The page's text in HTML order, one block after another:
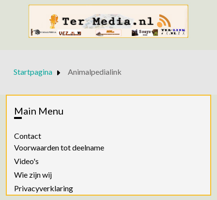
Startpagina Animalpedialink
Main Menu
Contact
Voorwaarden tot deelname
Video's
Wie zijn wij
Privacyverklaring